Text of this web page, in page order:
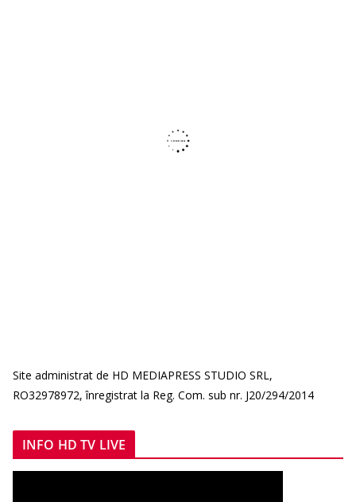
Site administrat de HD MEDIAPRESS STUDIO SRL,
RO32978972, înregistrat la Reg. Com. sub nr. J20/294/2014
INFO HD TV LIVE